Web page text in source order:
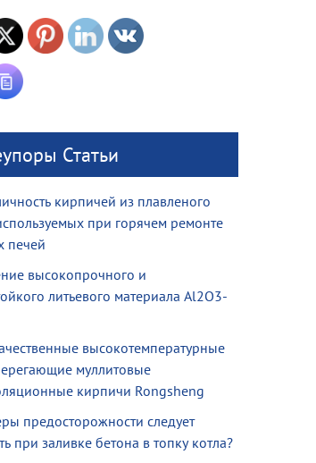
Статьи
кирпичей из плавленого
при горячем ремонте
печей
высокопрочного и
литьевого материала Al2O3-
высокотемпературные
муллитовые
кирпичи Rongsheng
предосторожности следует
при заливке бетона в топку котла?